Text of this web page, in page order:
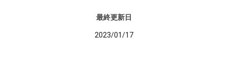
最終更新日
2023/01/17